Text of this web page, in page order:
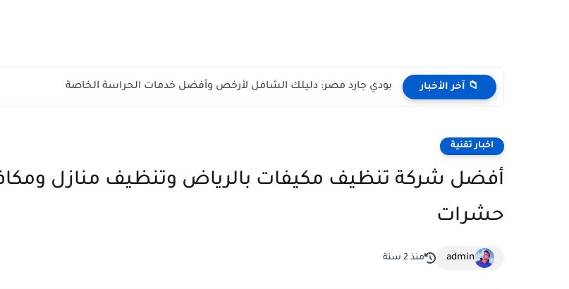
📁 آخر الأخبار بودي جارد مصر: دليلك الشامل لأرخص وأفضل خدمات الحراسة الخاصة
اخبار تقنية
أفضل شركة تنظيف مكيفات بالرياض وتنظيف منازل
حشرات
admin منذ 2 سنة